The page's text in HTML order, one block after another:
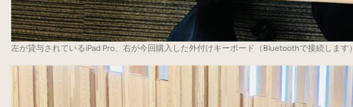
左が貸与されているiPad Pro、右が今回購入した外付けキーボード（Bluetoothで接続します）